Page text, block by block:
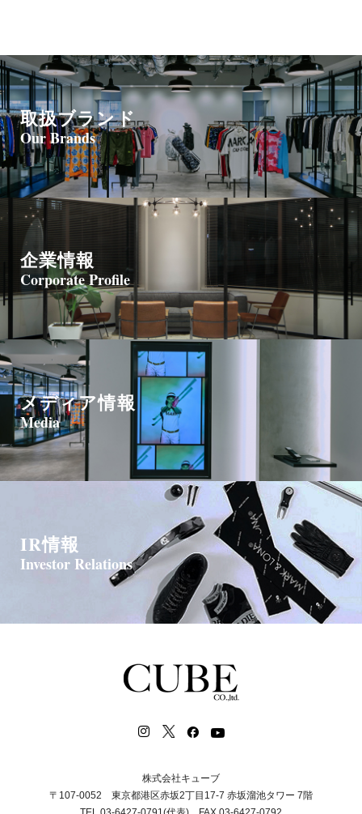
取扱ブランド
Our Brands
企業情報
Corporate Profile
メディア情報
Media
IR情報
Investor Relations
株式会社キューブ
〒107-0052 東京都港区赤坂2丁目17-7 赤坂溜池タワー 7階